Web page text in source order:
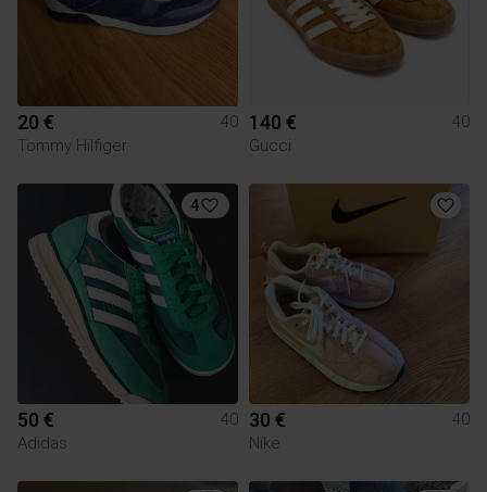
20 €
40
Tommy Hilfiger
140 €
40
Gucci
4
50 €
40
Adidas
30 €
40
Nike